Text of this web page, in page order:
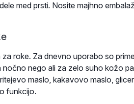
med prsti. Nosite majhno
roke. Za dnevno uporabo so
nego ali za zelo suho kožo
maslo, kakavovo maslo,
funkcijo.